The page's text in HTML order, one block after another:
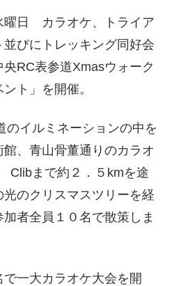
曜日 カラオケ、トライア
びにトレッキング同好会
RC表参道Xmasウォーク
ト」を開催。
のイルミネーションの中を
、青山骨董通りのカラオ
Clibまで約２．５kmを途
のクリスマスツリーを経
者全員１０名で散策しま
一大カラオケ大会を開